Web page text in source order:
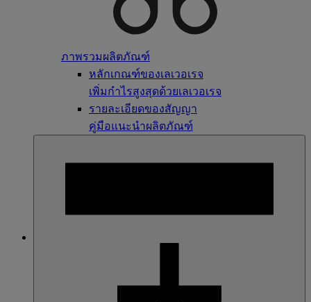
ภาพรวมผลิตภัณฑ์
หลักเกณฑ์ของเลเวอเรจ
เพิ่มกำไรสูงสุดด้วยเลเวอเรจ
รายละเอียดของสัญญา
คู่มือแนะนำผลิตภัณฑ์